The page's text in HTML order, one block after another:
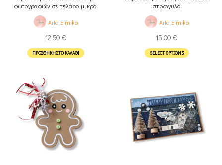
φωτογραφιών σε τελάρο μικρό
Arte Elmiko
12,50 €
ΠΡΟΣΘΉΚΗ ΣΤΟ ΚΑΛΆΘΙ
στρογγυλό
Arte Elmiko
15,00 €
SELECT OPTIONS